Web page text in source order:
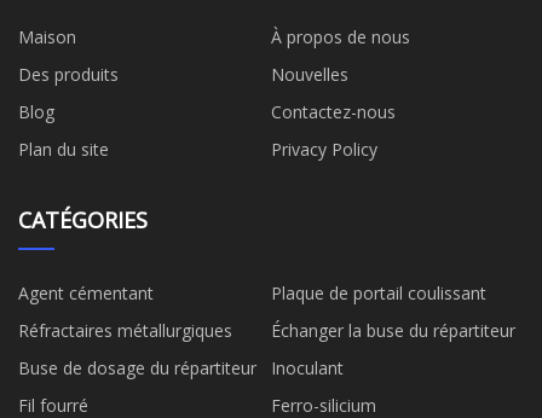
Maison
À propos de nous
Des produits
Nouvelles
Blog
Contactez-nous
Plan du site
Privacy Policy
CATÉGORIES
Agent cémentant
Plaque de portail coulissant
Réfractaires métallurgiques
Échanger la buse du répartiteur
Buse de dosage du répartiteur
Inoculant
Fil fourré
Ferro-silicium